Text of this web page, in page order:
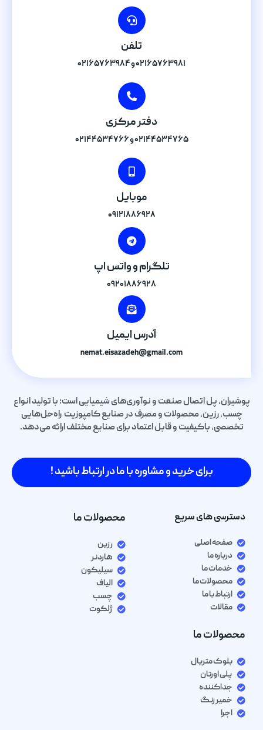
تلفن
۰۲۱۶۵۷۶۳۹۸۱ و ۰۲۱۶۵۷۶۳۹۸۴
دفتر مرکزی
۰۲۱۴۴۵۳۴۷۶۵ و ۰۲۱۴۴۵۳۴۷۶۶
موبایل
۰۹۱۲۱۸۸۶۹۲۸
تلگرام و واتس اپ
۰۹۲۰۱۸۸۶۹۲۸
آدرس ایمیل
nemat.eisazadeh@gmail.com
پوشیران، پل اتصال صنعت و نوآوری‌های شیمیایی است؛ با تولید انواع
چسب، رزین، محصولات و مصرف در صنایع کامپوزیت راه‌حل‌هایی
تخصصی، باکیفیت و قابل اعتماد برای صنایع مختلف ارائه می‌دهد.
برای خرید و مشاوره با ما در ارتباط باشید !
دسترسی های سریع
صفحه اصلی
درباره ما
خدمات ما
محصولات ما
ارتباط با ما
مقالات
محصولات ما
رزین
هاردنر
سیلیکون
الیاف
چسب
ژلکوت
محصولات ما
بلوک متریال
پلی اورتان
جداکننده
خمیر رنگ
اجرا